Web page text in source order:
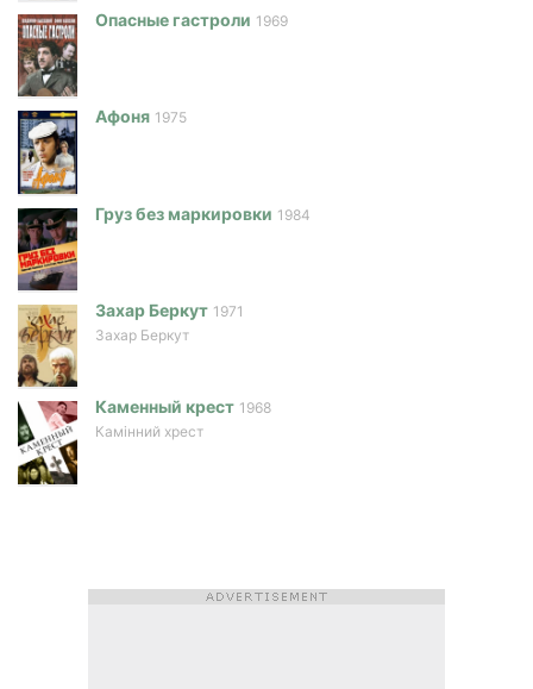
Опасные гастроли 1969
Афоня 1975
Груз без маркировки 1984
Захар Беркут 1971
Захар Беркут
Каменный крест 1968
Камінний хрест